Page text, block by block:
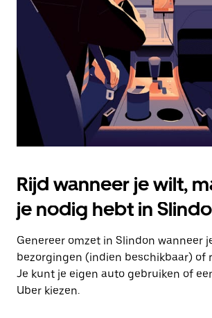
Escape
agenda
te
sluiten.
Rijd wanneer je wilt,
je nodig hebt in
Genereer omzet in Slindon wanneer
bezorgingen (indien beschikbaar) of
Je kunt je eigen auto gebruiken of
Uber kiezen.